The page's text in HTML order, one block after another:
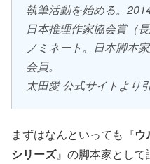
執筆活動を始める。
日本推理作家協会賞（
ノミネート。日本脚本
会員。
太田愛 公式サイトより
まずはなんといっても『ウ
シリーズ』の脚本家とし